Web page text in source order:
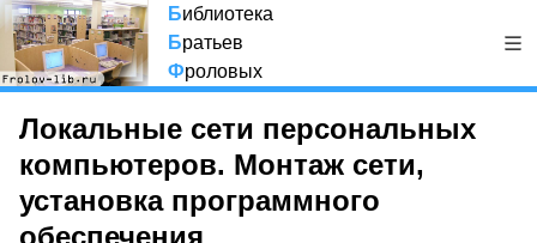
Библиотека
Братьев
Фроловых
Локальные сети персональных
компьютеров. Монтаж сети,
установка программного
обеспечения